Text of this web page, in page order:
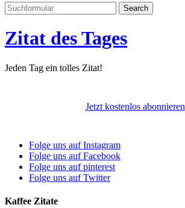
Search
Zitat des Tages
Jeden Tag ein tolles Zitat!
Jetzt kostenlos abonnieren
Folge uns auf Instagram
Folge uns auf Facebook
Folge uns auf pinterest
Folge uns auf Twitter
Kaffee Zitate